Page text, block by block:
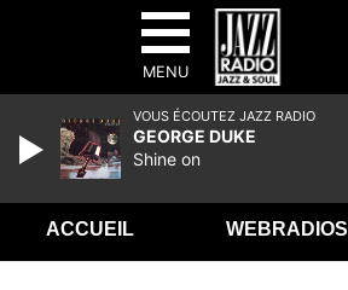
MENU
ACCUEIL WEBRADIOS
VOUS ÉCOUTEZ JAZZ RADIO
GEORGE DUKE
Shine on